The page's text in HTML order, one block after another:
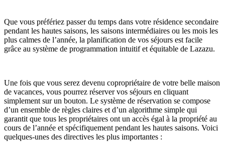
Que vous préfériez passer du temps dans votre résidence secondaire
pendant les hautes saisons, les saisons intermédiaires ou les mois les
plus calmes de l’année, la planification de vos séjours est facile
grâce au système de programmation intuitif et équitable de Lazazu.
Une fois que vous serez devenu copropriétaire de votre belle maison
de vacances, vous pourrez réserver vos séjours en cliquant
simplement sur un bouton. Le système de réservation se compose
d’un ensemble de règles claires et d’un algorithme simple qui
garantit que tous les propriétaires ont un accès égal à la propriété au
cours de l’année et spécifiquement pendant les hautes saisons. Voici
quelques-unes des directives les plus importantes :